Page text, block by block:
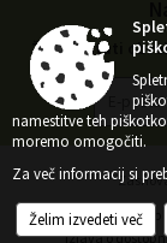
Želite ostati
Splošni pogoji
namestitve teh
moremo omogočiti.
Za več informacij si
Želim izvedeti več